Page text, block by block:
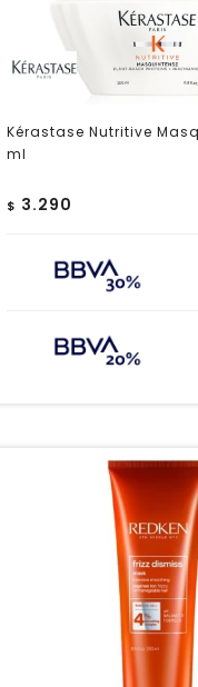
Kérastase Nutritive
ml
$ 3.290